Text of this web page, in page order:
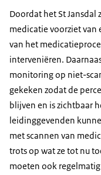
Doordat het St
medicatie voorziet van
van het
interveniëren.
monitoring op niet-
gekeken zodat de
blijven en is zichtbaar
leidinggevenden
met scannen van
trots op wat ze tot nu
moeten ook